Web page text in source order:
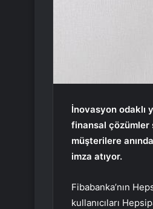
İnovasyon odaklı
finansal çözümler
müşterilere
imza atıyor.
Fibabanka’nın
kullanıcıları